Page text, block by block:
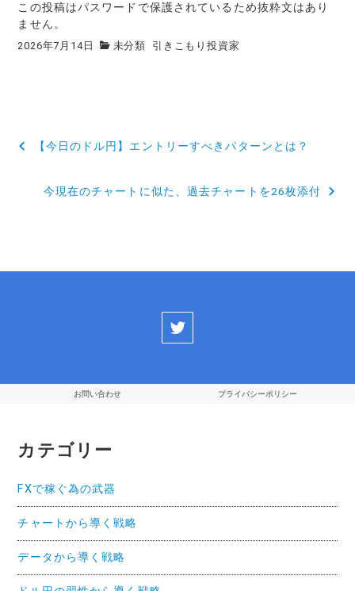
この投稿はパスワードで保護されているため抜粋文はあり
ません。
2026年7月14日 未分類 引きこもり投資家
投
【今日のドル円】エントリーすべきパターンとは？
今現在のチャートに似た、過去チャートを26枚添付
お問い合わせ プライバシーポリシー
カテゴリー
FXで稼ぐ為の武器
チャートから導く戦略
データから導く戦略